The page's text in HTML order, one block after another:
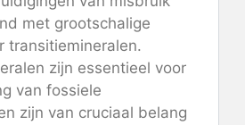
met grootschalige
transitiemineralen.
zijn essentieel voor
van fossiele
zijn van cruciaal belang